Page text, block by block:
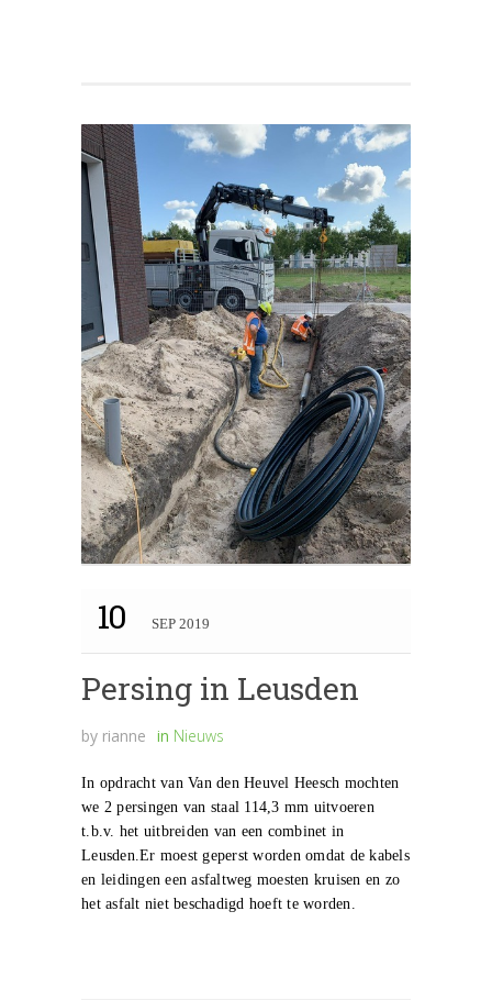
10 SEP 2019
Persing in Leusden
by rianne in Nieuws
In opdracht van Van den Heuvel Heesch mochten
we 2 persingen van staal 114,3 mm uitvoeren
t.b.v. het uitbreiden van een combinet in
Leusden.Er moest geperst worden omdat de kabels
en leidingen een asfaltweg moesten kruisen en zo
het asfalt niet beschadigd hoeft te worden.